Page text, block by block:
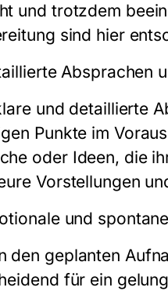
und trotzdem
sind hier
Absprachen
und detaillierte
Punkte im
oder Ideen, die
Vorstellungen
und
den geplanten
für ein